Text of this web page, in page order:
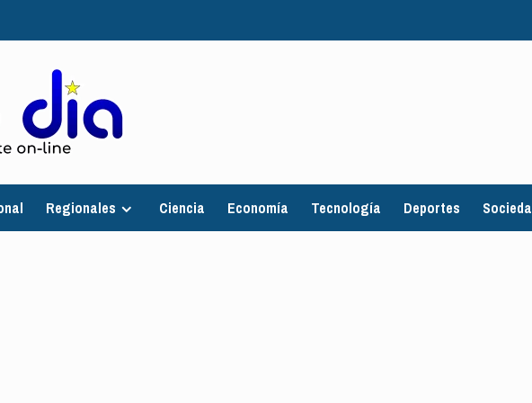
Regionales Ciencia Economía Tecnología Deportes